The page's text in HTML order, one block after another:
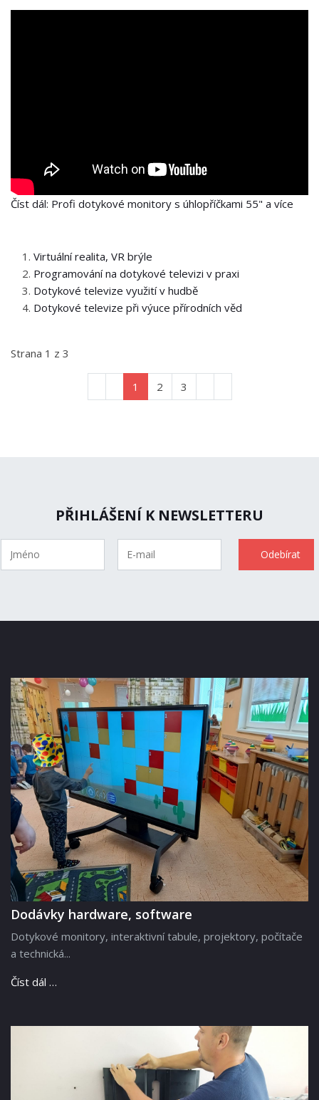
Číst dál: Profi dotykové monitory s úhlopříčkami 55" a více
Virtuální realita, VR brýle
Programování na dotykové televizi v praxi
Dotykové televize využití v hudbě
Dotykové televize při výuce přírodních věd
Strana 1 z 3
1 2 3
PŘIHLÁŠENÍ K NEWSLETTERU
Dodávky hardware, software
Dotykové monitory, interaktivní tabule, projektory, počítače
a technická...
Číst dál …